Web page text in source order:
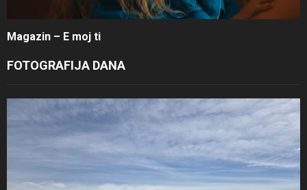
Magazin – E moj ti
FOTOGRAFIJA DANA